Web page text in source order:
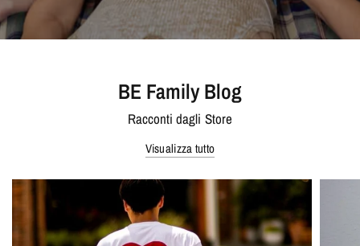
BE Family Blog
Racconti dagli Store
Visualizza tutto